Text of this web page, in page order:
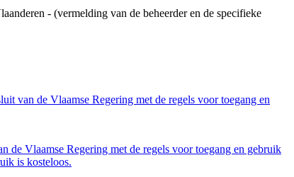
- (vermelding van de beheerder en de specifieke
van de Vlaamse Regering met de regels voor toegang en
de Vlaamse Regering met de regels voor toegang en gebruik
is kosteloos.